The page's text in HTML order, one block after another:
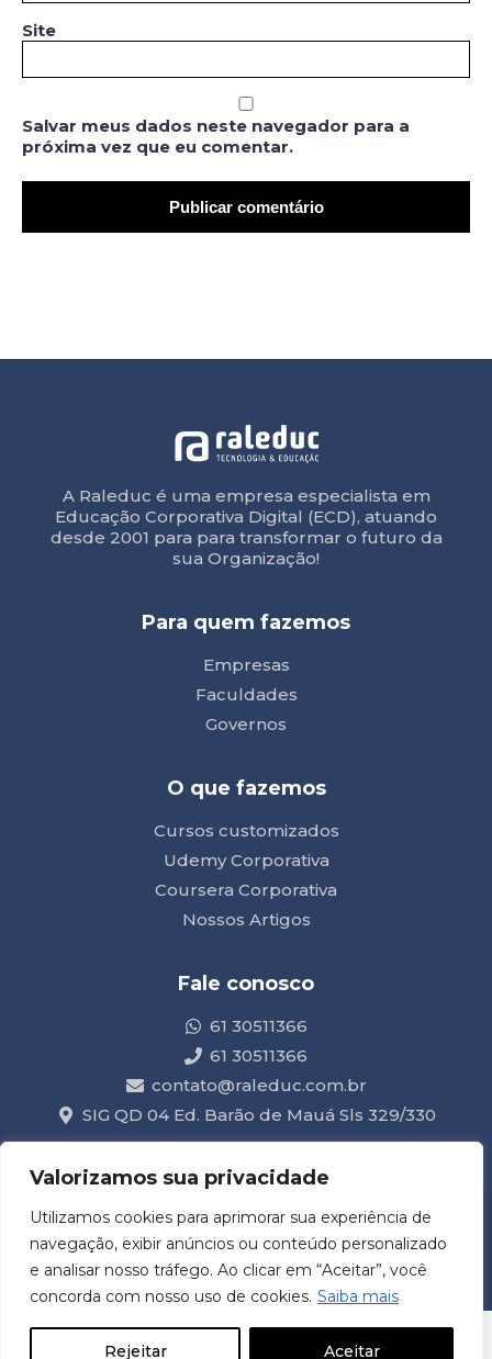
Valorizamos sua privacidade
Utilizamos cookies para aprimorar sua experiência de
navegação, exibir anúncios ou conteúdo personalizado
e analisar nosso tráfego. Ao clicar em “Aceitar”, você
concorda com nosso uso de cookies. Saiba mais
Rejeitar Aceitar
Site
Salvar meus dados neste navegador para a
próxima vez que eu comentar.
A Raleduc é uma empresa especialista em
Educação Corporativa Digital (ECD), atuando
desde 2001 para para transformar o futuro da
sua Organização!
Para quem fazemos
Empresas
Faculdades
Governos
O que fazemos
Cursos customizados
Udemy Corporativa
Coursera Corporativa
Nossos Artigos
Fale conosco
61 30511366
61 30511366
contato@raleduc.com.br
SIG QD 04 Ed. Barão de Mauá Sls 329/330
CNPJ: 04.615.450/0001-40
Acompanhe nossas
mídias sociais
desenvolvido com
Raleduc |